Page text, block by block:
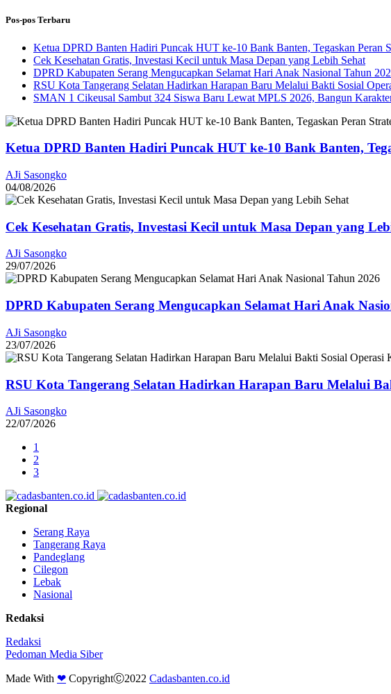
Pos-pos Terbaru
Ketua DPRD Banten Hadiri Puncak HUT ke-10 Bank Banten, Tegaskan Peran
Cek Kesehatan Gratis, Investasi Kecil untuk Masa Depan yang Lebih Sehat
DPRD Kabupaten Serang Mengucapkan Selamat Hari Anak Nasional Tahun
RSU Kota Tangerang Selatan Hadirkan Harapan Baru Melalui Bakti Sosial
SMAN 1 Cikeusal Sambut 324 Siswa Baru Lewat MPLS 2026, Bangun
Ketua DPRD Banten Hadiri Puncak HUT ke-10 Bank Banten,
AJi Sasongko
04/08/2026
Cek Kesehatan Gratis, Investasi Kecil untuk Masa Depan yang
AJi Sasongko
29/07/2026
DPRD Kabupaten Serang Mengucapkan Selamat Hari Anak
AJi Sasongko
23/07/2026
RSU Kota Tangerang Selatan Hadirkan Harapan Baru Melalui
AJi Sasongko
22/07/2026
1
2
3
Regional
Serang Raya
Tangerang Raya
Pandeglang
Cilegon
Lebak
Nasional
Redaksi
Redaksi
Pedoman Media Siber
Made With ❤ CopyrightⒸ2022 Cadasbanten.co.id